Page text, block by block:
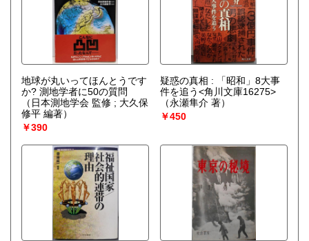
地球が丸いってほんとうです
か? 測地学者に50の質問
（日本測地学会 監修 ; 大久保
修平 編著）
￥390
疑惑の真相 : 「昭和」8大事
件を追う<角川文庫16275>
（永瀬隼介 著）
￥450